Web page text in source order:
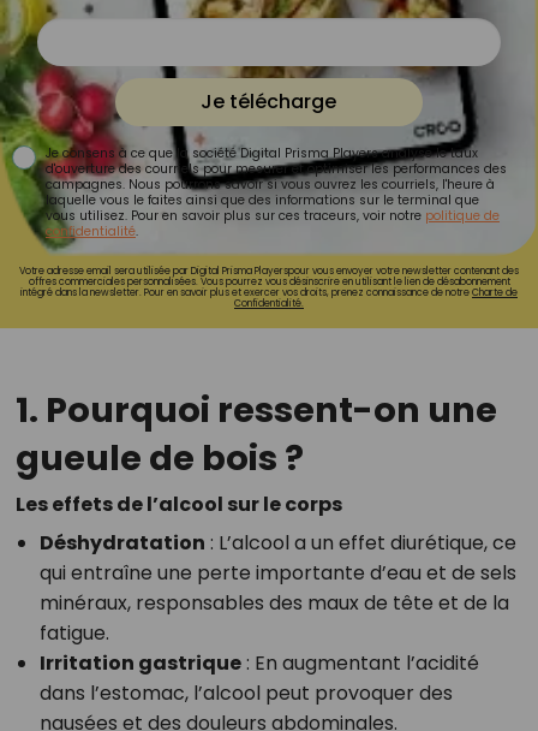
Je télécharge
Je consens à ce que la société Digital Prisma Players analyse le taux
d'ouverture des courriels pour mesurer et optimiser les performances des
campagnes. Nous pourrons savoir si vous ouvrez les courriels, l'heure à
laquelle vous le faites ainsi que des informations sur le terminal que
vous utilisez. Pour en savoir plus sur ces traceurs, voir notre politique de
confidentialité.
Votre adresse email sera utilisée par Digital Prisma Playerspour vous envoyer votre newsletter contenant des
offres commerciales personnalisées. Vous pourrez vous désinscrire en utilisant le lien de désabonnement
intégré dans la newsletter. Pour en savoir plus et exercer vos droits, prenez connaissance de notreCharte de
Confidentialité.
1. Pourquoi ressent-on une
gueule de bois ?
Les effets de l’alcool sur le corps
Déshydratation : L’alcool a un effet diurétique, ce
qui entraîne une perte importante d’eau et de sels
minéraux, responsables des maux de tête et de la
fatigue.
Irritation gastrique: En augmentant l’acidité
dans l’estomac, l’alcool peut provoquer des
nausées et des douleurs abdominales.